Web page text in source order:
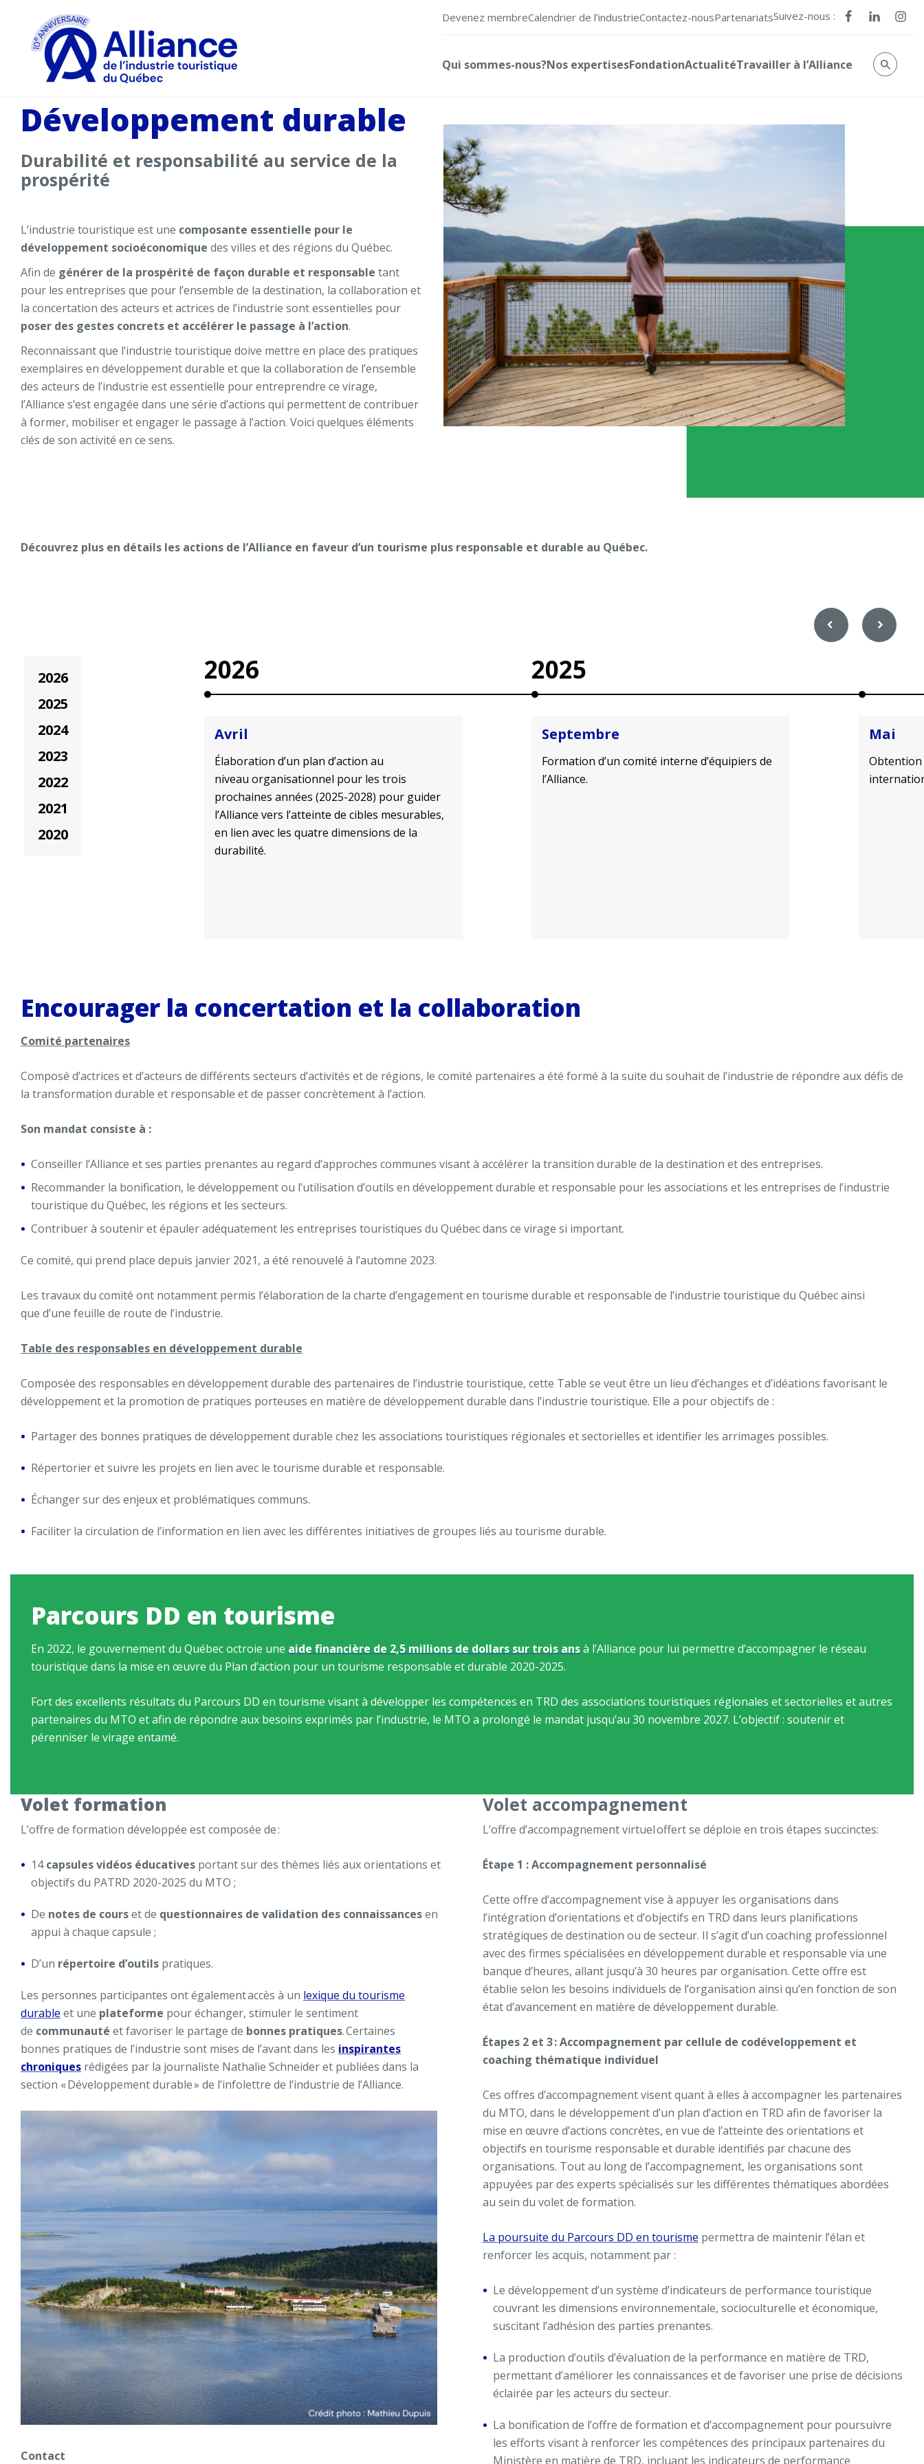
Devenez membreCalendrier de l’industrieContactez-nousPartenariatsSuivez-nous :
Qui sommes-nous?Nos expertisesFondationActualitéTravailler à l’Alliance
Développement durable
Durabilité et responsabilité au service de la
prospérité
L’industrie touristique est une composante essentielle pour le
développement socioéconomique des villes et des régions du Québec.
Afin de générer de la prospérité de façon durable et responsable tant
pour les entreprises que pour l’ensemble de la destination, la collaboration et
la concertation des acteurs et actrices de l’industrie sont essentielles pour
poser des gestes concrets et accélérer le passage à l’action.
Reconnaissant que l’industrie touristique doive mettre en place des pratiques
exemplaires en développement durable et que la collaboration de l’ensemble
des acteurs de l’industrie est essentielle pour entreprendre ce virage,
l’Alliance s’est engagée dans une série d’actions qui permettent de contribuer
à former, mobiliser et engager le passage à l’action. Voici quelques éléments
clés de son activité en ce sens.
Découvrez plus en détails les actions de l’Alliance en faveur d’un tourisme plus responsable et durable au Québec.
2026
2025
2024
2023
2022
2021
2020
2026
Avril
Élaboration d’un plan d’action au
niveau organisationnel pour les trois
prochaines années (2025-2028) pour guider
l’Alliance vers l’atteinte de cibles mesurables,
en lien avec les quatre dimensions de la
durabilité.
2025
Septembre
Formation d’un comité interne d’équipiers de
l’Alliance.
Mai
Obtention
Encourager la concertation et la collaboration
Comité partenaires
Composé d’actrices et d’acteurs de différents secteurs d’activités et de régions, le comité partenaires a été formé à la suite du souhait de l’industrie de répondre aux défis de
la transformation durable et responsable et de passer concrètement à l’action.
Son mandat consiste à :
Conseiller l’Alliance et ses parties prenantes au regard d’approches communes visant à accélérer la transition durable de la destination et des entreprises.
Recommander la bonification, le développement ou l’utilisation d’outils en développement durable et responsable pour les associations et les entreprises de l’industrie
touristique du Québec, les régions et les secteurs.
Contribuer à soutenir et épauler adéquatement les entreprises touristiques du Québec dans ce virage si important.
Ce comité, qui prend place depuis janvier 2021, a été renouvelé à l’automne 2023.
Les travaux du comité ont notamment permis l’élaboration de la charte d’engagement en tourisme durable et responsable de l’industrie touristique du Québecainsi
que d’une feuille de route de l’industrie.
Table des responsables en développement durable
Composée des responsables en développement durable des partenaires de l’industrie touristique, cette Table se veut être un lieu d’échanges et d’idéations favorisant le
développement et la promotion de pratiques porteuses en matière de développement durable dans l’industrie touristique. Elle a pour objectifs de :
Partager des bonnes pratiques de développement durable chez les associations touristiques régionales et sectorielles et identifier les arrimages possibles.
Répertorier et suivre les projets en lien avec le tourisme durable et responsable.
Échanger sur des enjeux et problématiques communs.
Faciliter la circulation de l’information en lien avec les différentes initiatives de groupes liés au tourisme durable.
Parcours DD en tourisme
En 2022, le gouvernement du Québec octroie une aide financière de 2,5 millions de dollars sur trois ansà l’Alliance pour lui permettre d’accompagner le réseau
touristique dans la mise en œuvre du Plan d’action pour un tourisme responsable et durable 2020-2025.
Fort des excellents résultats du Parcours DD en tourisme visant à développer les compétences en TRD des associations touristiques régionales et sectorielles et autres
partenaires du MTO et afin de répondre aux besoins exprimés par l’industrie, le MTO a prolongé le mandat jusqu’au 30 novembre 2027. L’objectif : soutenir et
pérenniser le virage entamé.
Volet formation
L’offre de formation développée est composée de :
14capsules vidéos éducatives portant sur des thèmes liés aux orientations et
objectifs du PATRD 2020-2025 du MTO ;
De notes de courset de questionnaires de validation des connaissancesen
appui à chaque capsule ;
D’un répertoire d’outils pratiques.
Les personnes participantes ont également accès à un lexique du tourisme
durable et une plateforme pour échanger, stimuler le sentiment
de communauté et favoriser le partage de bonnes pratiques. Certaines
bonnes pratiques de l’industrie sont mises de l’avant dans les inspirantes
chroniques rédigées par la journaliste Nathalie Schneider et publiées dans la
section « Développement durable » de l’infolettre de l’industrie de l’Alliance.
Contact
Volet accompagnement
L’offre d’accompagnement virtuel offert se déploie en trois étapes succinctes:
Étape 1 : Accompagnement personnalisé
Cette offre d’accompagnement vise à appuyer les organisations dans
l’intégration d’orientations et d’objectifs en TRD dans leurs planifications
stratégiques de destination ou de secteur. Il s’agit d’un coaching professionnel
avec des firmes spécialisées en développement durable et responsable via une
banque d’heures, allant jusqu’à 30 heures par organisation. Cette offre est
établie selon les besoins individuels de l’organisation ainsi qu’en fonction de son
état d’avancement en matière de développement durable.
Étapes 2 et 3 : Accompagnement par cellule de codéveloppement et
coaching thématique individuel
Ces offres d’accompagnement visent quant à elles à accompagner les partenaires
du MTO, dans le développement d’un plan d’action en TRD afin de favoriser la
mise en œuvre d’actions concrètes, en vue de l’atteinte des orientations et
objectifs en tourisme responsable et durable identifiés par chacune des
organisations. Tout au long de l’accompagnement, les organisations sont
appuyées par des experts spécialisés sur les différentes thématiques abordées
au sein du volet de formation.
La poursuite du Parcours DD en tourisme permettra de maintenir l’élan et
renforcer les acquis, notamment par :
Le développement d’un système d’indicateurs de performance touristique
couvrant les dimensions environnementale, socioculturelle et économique,
suscitant l’adhésion des parties prenantes.
La production d’outils d’évaluation de la performance en matière de TRD,
permettant d’améliorer les connaissances et de favoriser une prise de décisions
éclairée par les acteurs du secteur.
La bonification de l’offre de formation et d’accompagnement pour poursuivre
les efforts visant à renforcer les compétences des principaux partenaires du
Ministère en matière de TRD, incluant les indicateurs de performance